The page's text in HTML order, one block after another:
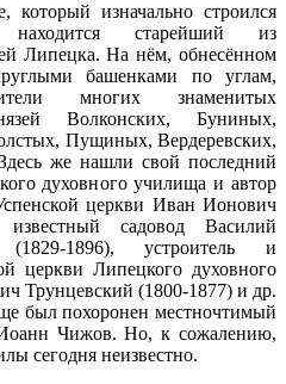
который изначально строился
находится старейший из
Липецка. На нём, обнесённом
башенками по углам,
многих знаменитых
Волконских, Буниных,
Пущиных, Вердеревских,
же нашли свой последний
духовного училища и автор
церкви Иван Ионович
известный садовод Василий
1896), устроитель и
церкви Липецкого духовного
Трунцевский (1800-1877) и др.
был похоронен местночтимый
Чижов. Но, к сожалению,
сегодня неизвестно.